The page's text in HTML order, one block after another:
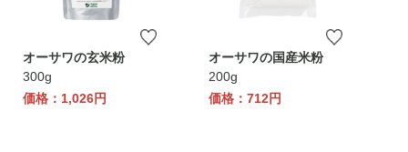
オーサワの玄米粉
300g
価格：1,026円
オーサワの国産米粉
200g
価格：712円